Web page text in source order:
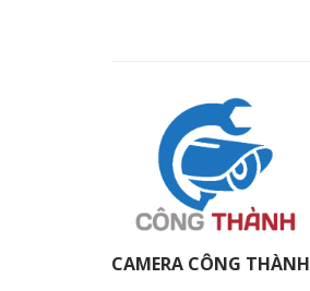
CAMERA CÔNG THÀNH